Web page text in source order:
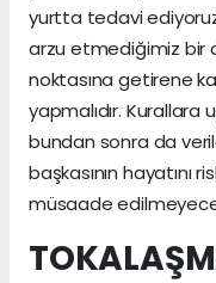
yurtta tedavi
arzu etmediğimiz bir
noktasına getirene
yapmalıdır.
bundan sonra da
başkasının hayatını
müsaade